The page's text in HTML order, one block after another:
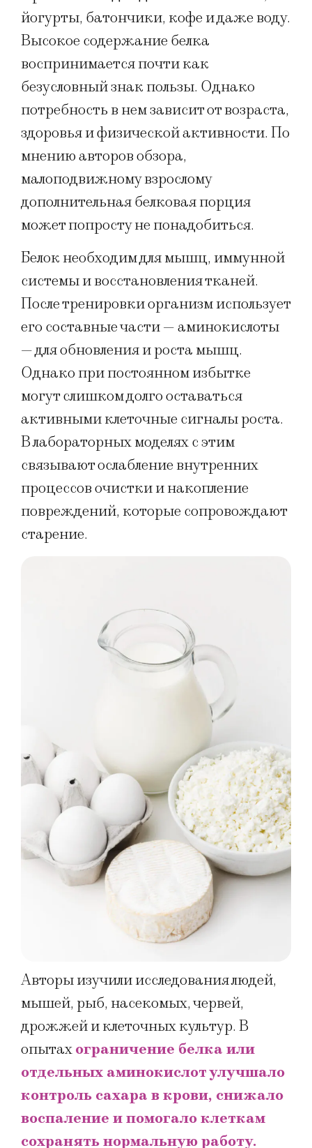
йогурты, батончики, кофе и даже воду.
Высокое содержание белка
воспринимается почти как
безусловный знак пользы. Однако
потребность в нем зависит от возраста,
здоровья и физической активности. По
мнению авторов обзора,
малоподвижному взрослому
дополнительная белковая порция
может попросту не понадобиться.
Белок необходим для мышц, иммунной
системы и восстановления тканей.
После тренировки организм использует
его составные части — аминокислоты
— для обновления и роста мышц.
Однако при постоянном избытке
могут слишком долго оставаться
активными клеточные сигналы роста.
В лабораторных моделях с этим
связывают ослабление внутренних
процессов очистки и накопление
повреждений, которые сопровождают
старение.
Авторы изучили исследования людей,
мышей, рыб, насекомых, червей,
дрожжей и клеточных культур. В
опытахограничение белка или
отдельных аминокислот улучшало
контроль сахара в крови, снижало
воспаление и помогало клеткам
сохранять нормальную работу.